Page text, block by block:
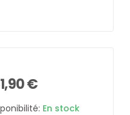
€
En stock